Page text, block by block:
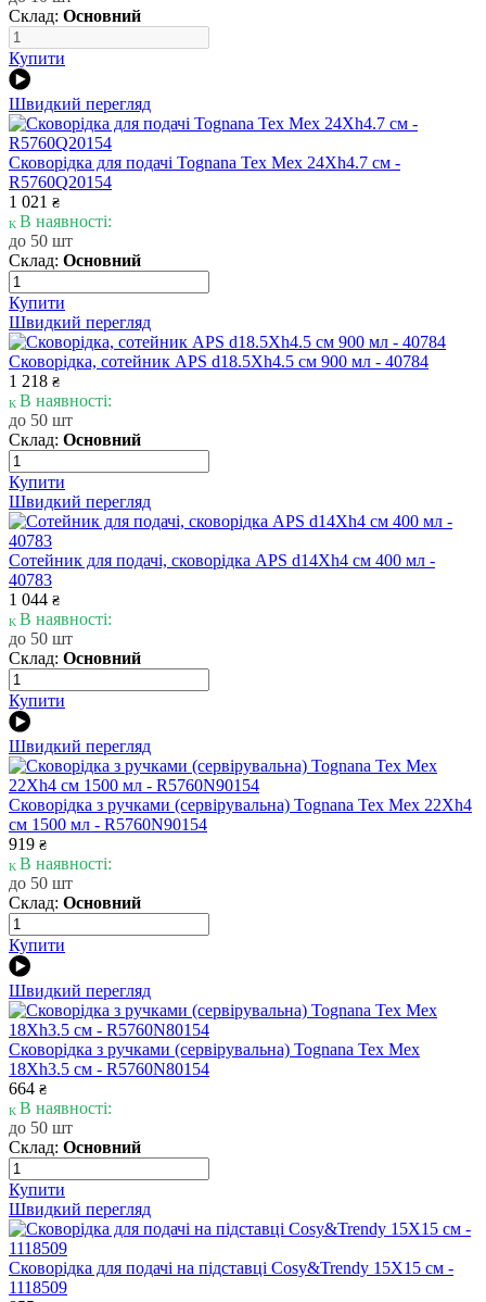
Склад: Основний
Купити
Швидкий перегляд
Сковорідка для подачі Tognana Tex Mex 24Xh4.7 см -
R5760Q20154
1 021 ₴
В наявності:
до 50 шт
Склад: Основний
Купити
Швидкий перегляд
Сковорідка, сотейник APS d18.5Xh4.5 см 900 мл - 40784
1 218 ₴
В наявності:
до 50 шт
Склад: Основний
Купити
Швидкий перегляд
Сотейник для подачі, сковорідка APS d14Xh4 см 400 мл -
40783
1 044 ₴
В наявності:
до 50 шт
Склад: Основний
Купити
Швидкий перегляд
Сковорідка з ручками (сервірувальна) Tognana Tex Mex 22Xh4
см 1500 мл - R5760N90154
919 ₴
В наявності:
до 50 шт
Склад: Основний
Купити
Швидкий перегляд
Сковорідка з ручками (сервірувальна) Tognana Tex Mex
18Xh3.5 см - R5760N80154
664 ₴
В наявності:
до 50 шт
Склад: Основний
Купити
Швидкий перегляд
Сковорідка для подачі на підставці Cosy&Trendy 15X15 см -
1118509